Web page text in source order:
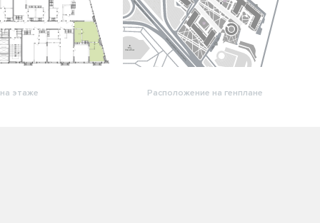
этаже Расположение на генплане